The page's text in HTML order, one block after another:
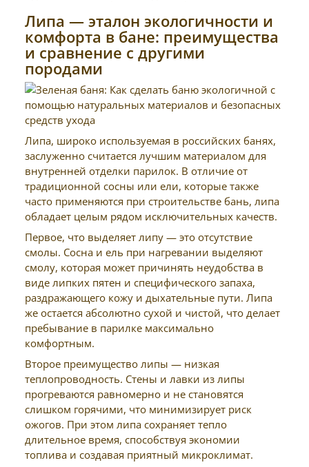
Липа — эталон экологичности и
комфорта в бане: преимущества
и сравнение с другими
породами
Липа, широко используемая в российских банях,
заслуженно считается лучшим материалом для
внутренней отделки парилок. В отличие от
традиционной сосны или ели, которые также
часто применяются при строительстве бань, липа
обладает целым рядом исключительных качеств.
Первое, что выделяет липу — это отсутствие
смолы. Сосна и ель при нагревании выделяют
смолу, которая может причинять неудобства в
виде липких пятен и специфического запаха,
раздражающего кожу и дыхательные пути. Липа
же остается абсолютно сухой и чистой, что делает
пребывание в парилке максимально
комфортным.
Второе преимущество липы — низкая
теплопроводность. Стены и лавки из липы
прогреваются равномерно и не становятся
слишком горячими, что минимизирует риск
ожогов. При этом липа сохраняет тепло
длительное время, способствуя экономии
топлива и создавая приятный микроклимат.